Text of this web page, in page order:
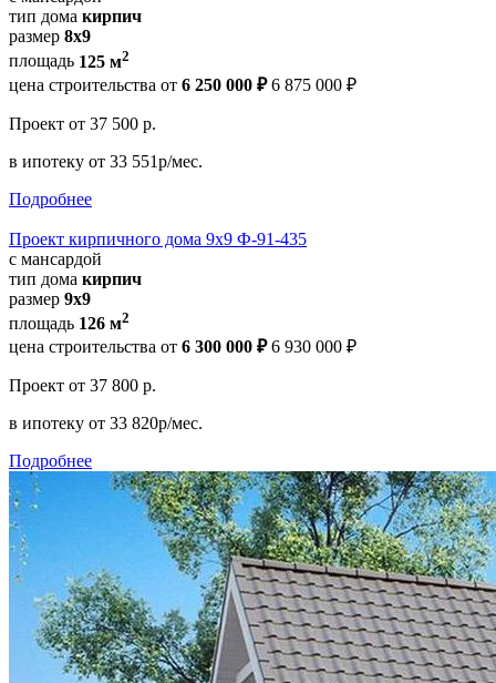
тип дома кирпич
размер 8x9
площадь 125 м2
цена строительства от 6 250 000 ₽ 6 875 000 ₽
Проект от 37 500 р.
в ипотеку от 33 551р/мес.
Подробнее
Проект кирпичного дома 9х9 Ф-91-435
с мансардой
тип дома кирпич
размер 9х9
площадь 126 м2
цена строительства от 6 300 000 ₽ 6 930 000 ₽
Проект от 37 800 р.
в ипотеку от 33 820р/мес.
Подробнее